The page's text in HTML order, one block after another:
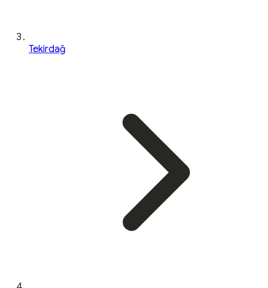
Tekirdağ